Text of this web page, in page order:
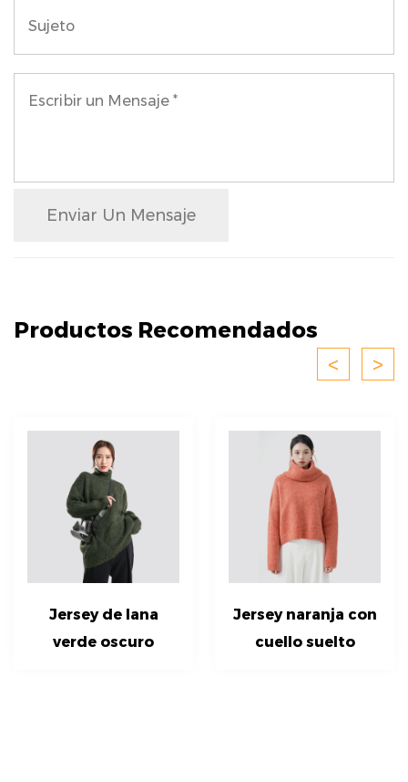
Enviar Un Mensaje
Productos Recomendados
<
>
Jersey de lana
verde oscuro
Jersey naranja con
cuello suelto